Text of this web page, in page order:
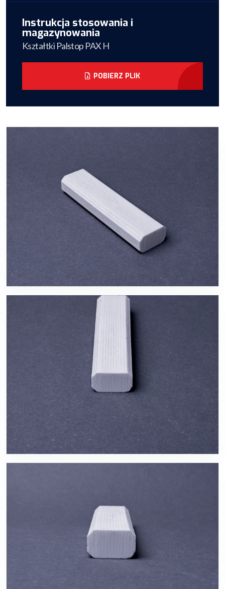
Instrukcja stosowania i
magazynowania
Kształtki Palstop PAX H
POBIERZ PLIK